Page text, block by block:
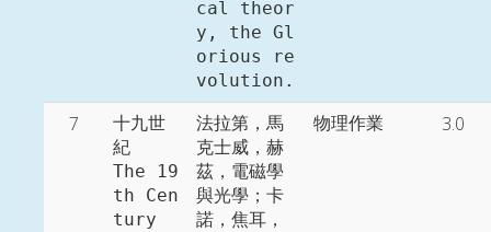
cal theor
y, the Gl
orious re
7
十九世
紀
The 19
th Cen
tury
法拉第，馬
克士威，赫
茲，電磁學
與光學；卡
諾，焦耳，
物理作業 3.0